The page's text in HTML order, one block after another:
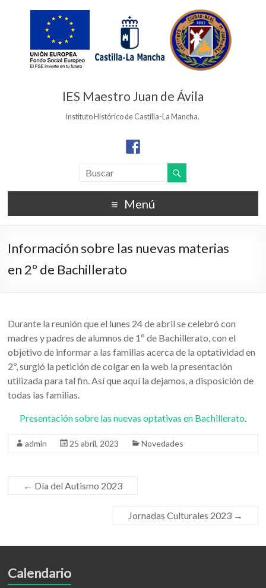
IES Maestro Juan de Ávila
Instituto Histórico de Castilla-La Mancha.
Menú
Información sobre las nuevas materias
en 2º de Bachillerato
Durante la reunión que el lunes 24 de abril se celebró con
madres y padres de alumnos de 1º de Bachillerato, con el
objetivo de informar a las familias acerca de la optatividad en
2º, surgió la petición de colgar en la web la presentación
utilizada para tal fin. Así que aquí la dejamos, a disposición de
todas las familias.
Presentación sobre las nuevas optativas en Bachillerato.
admin 25 abril, 2023 Novedades
← Día del Autismo 2023
Jornadas Culturales 2023 →
Calendario